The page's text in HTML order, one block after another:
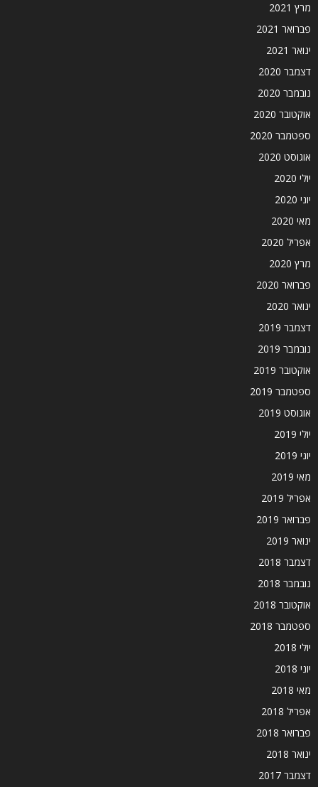
מרץ 2021
פברואר 2021
ינואר 2021
דצמבר 2020
נובמבר 2020
אוקטובר 2020
ספטמבר 2020
אוגוסט 2020
יולי 2020
יוני 2020
מאי 2020
אפריל 2020
מרץ 2020
פברואר 2020
ינואר 2020
דצמבר 2019
נובמבר 2019
אוקטובר 2019
ספטמבר 2019
אוגוסט 2019
יולי 2019
יוני 2019
מאי 2019
אפריל 2019
פברואר 2019
ינואר 2019
דצמבר 2018
נובמבר 2018
אוקטובר 2018
ספטמבר 2018
יולי 2018
יוני 2018
מאי 2018
אפריל 2018
פברואר 2018
ינואר 2018
דצמבר 2017